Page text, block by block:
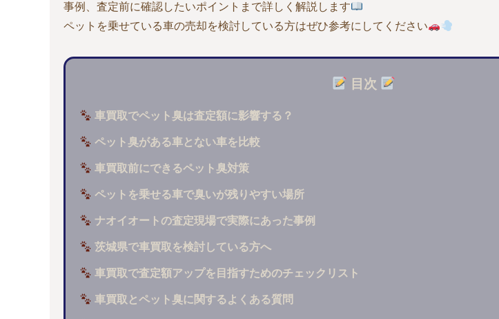
事例、査定前に確認したいポイントまで詳しく解説します
ペットを乗せている車の売却を検討している方はぜひ参考にしてください
目次
車買取でペット臭は査定額に影響する？
ペット臭がある車とない車を比較
車買取前にできるペット臭対策
ペットを乗せる車で臭いが残りやすい場所
ナオイオートの査定現場で実際にあった事例
茨城県で車買取を検討している方へ
車買取で査定額アップを目指すためのチェックリスト
車買取とペット臭に関するよくある質問